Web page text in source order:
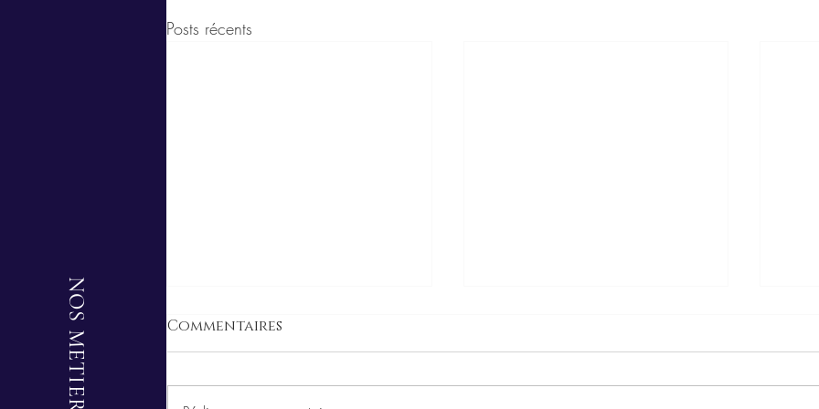
Posts récents
Commentaires
NOS METIERS